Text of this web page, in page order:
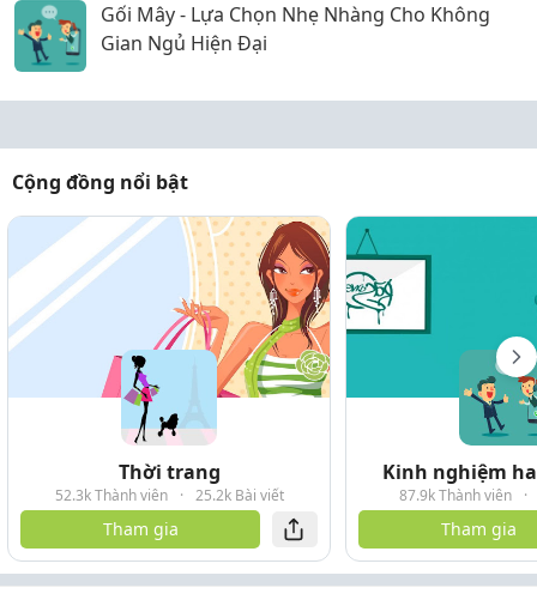
Gối Mây - Lựa Chọn Nhẹ Nhàng Cho Không
Gian Ngủ Hiện Đại
Cộng đồng nổi bật
Thời trang
52.3k Thành viên · 25.2k Bài viết
Tham gia
Kinh nghiệm
87.9k Thành viên ·
Tham gia